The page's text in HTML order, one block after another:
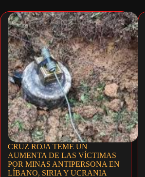
CRUZ ROJA TEME UN
AUMENTA DE LAS VÍCTIMAS
POR MINAS ANTIPERSONA EN
LÍBANO, SIRIA Y UCRANIA